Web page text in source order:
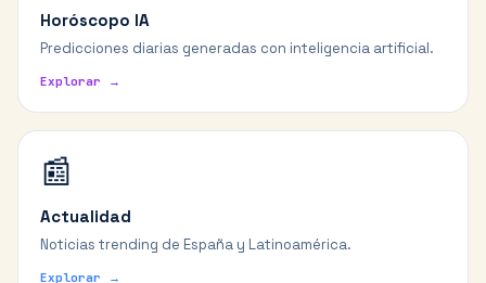
Horóscopo IA
Predicciones diarias generadas con inteligencia artificial.
Explorar →
📰
Actualidad
Noticias trending de España y Latinoamérica.
Explorar →